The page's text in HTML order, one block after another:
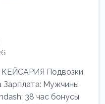
Подвозки
Зарплата: Мужчины
38 час бонусы